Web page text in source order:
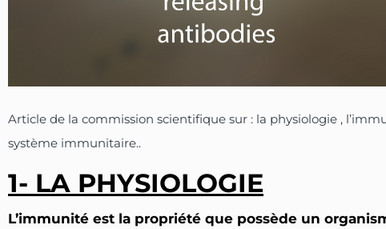
Article de la commission scientifique sur : la physiologie ,
système immunitaire..
1- LA PHYSIOLOGIE
L’immunité est la propriété que possède un